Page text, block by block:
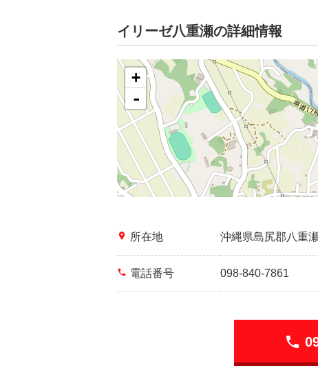
イリーゼ八重瀬の詳細情報
+
-
place 所在地 沖縄県島尻郡八重
phone 電話番号 098-840-7861
phone